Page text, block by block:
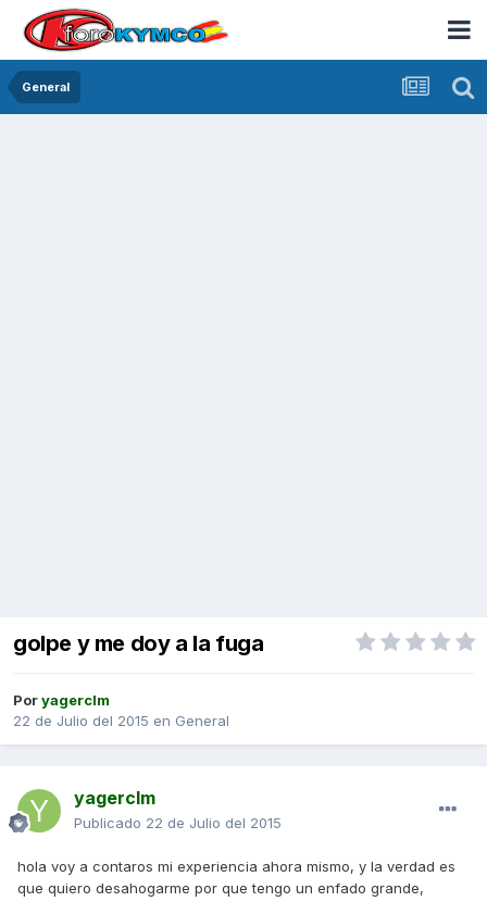
General
golpe y me doy a la fuga
Poryagerclm
22 de Julio del 2015 en General
yagerclm
Publicado 22 de Julio del 2015
hola voy a contaros mi experiencia ahora mismo, y la verdad es
que quiero desahogarme por que tengo un enfado grande,